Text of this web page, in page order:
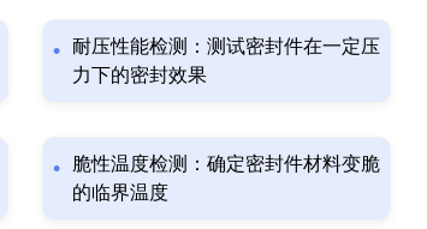
耐压性能检测：测试密封件在一定压
力下的密封效果
脆性温度检测：确定密封件材料变脆
的临界温度